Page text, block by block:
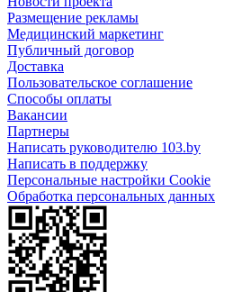
Размещение рекламы
Медицинский маркетинг
Публичный договор
Доставка
Пользовательское соглашение
Способы оплаты
Вакансии
Партнеры
Написать руководителю 103.by
Написать в поддержку
Персональные настройки Cookie
Обработка персональных данных